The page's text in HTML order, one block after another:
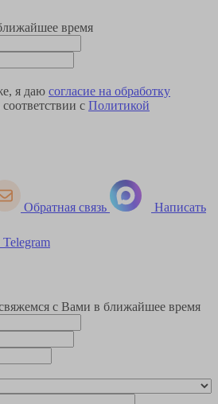
время
я даю согласие на обработку
соответствии с Политикой
Обратная связь Написать
с Вами в ближайшее время